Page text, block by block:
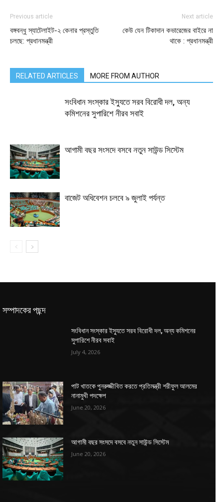
Previous article
বঙ্গবন্ধু স্যাটেলাইট-২ কেনার প্রস্তুতি
চলছে: প্রধানমন্ত্রী
Next article
কেউ যেন টিকাদান কভারেজের বাইরে না
থাকে : প্রধানমন্ত্রী
RELATED ARTICLES MORE FROM AUTHOR
সংবিধান সংস্কার ইস্যুতে সরব বিরোধী দল, অন্য
কমিশনের সুপারিশে নীরব সবাই
আগামী বছর সংসদে বসবে নতুন সাউন্ড সিস্টেম
বাজেট অধিবেশন চলবে ৯ জুলাই পর্যন্ত
সম্পাদকের পছন্দ
সংবিধান সংস্কার ইস্যুতে সরব বিরোধী দল, অন্য কমিশনের
সুপারিশে নীরব সবাই
July 4, 2026
পাট খাতকে পুনরুজ্জীবিত করতে প্রতিমন্ত্রী শরীফুল আলমের
নানামুখী পদক্ষেপ
June 20, 2026
আগামী বছর সংসদে বসবে নতুন সাউন্ড সিস্টেম
June 20, 2026